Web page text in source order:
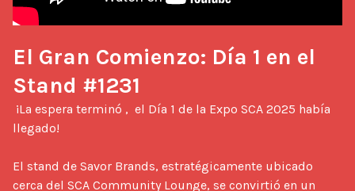
El Gran Comienzo: Día 1 en el
Stand #1231
llegado!
El stand de Savor Brands, estratégicamente ubicado
cerca del SCA Community Lounge, se convirtió en un